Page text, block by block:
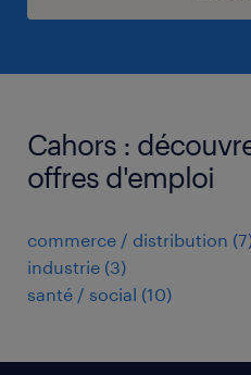
Cahors :
offres d'emploi
commerce / distribution (7
industrie (3)
santé / social (10)